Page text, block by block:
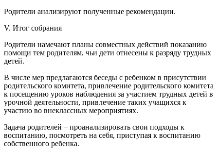
Родители анализируют полученные рекомендации.
V. Итог собрания
Родители намечают планы совместных действий показанию
помощи тем родителям, чьи дети отнесены к разряду трудных
детей.
В числе мер предлагаются беседы с ребенком в присутствии
родительского комитета, привлечение родительского комитета
к посещению уроков наблюдения за участием трудных детей в
урочной деятельности, привлечение таких учащихся к
участию во внеклассных мероприятиях.
Задача родителей – проанализировать свои подходы к
воспитанию, посмотреть на себя, приступая к воспитанию
собственного ребенка.